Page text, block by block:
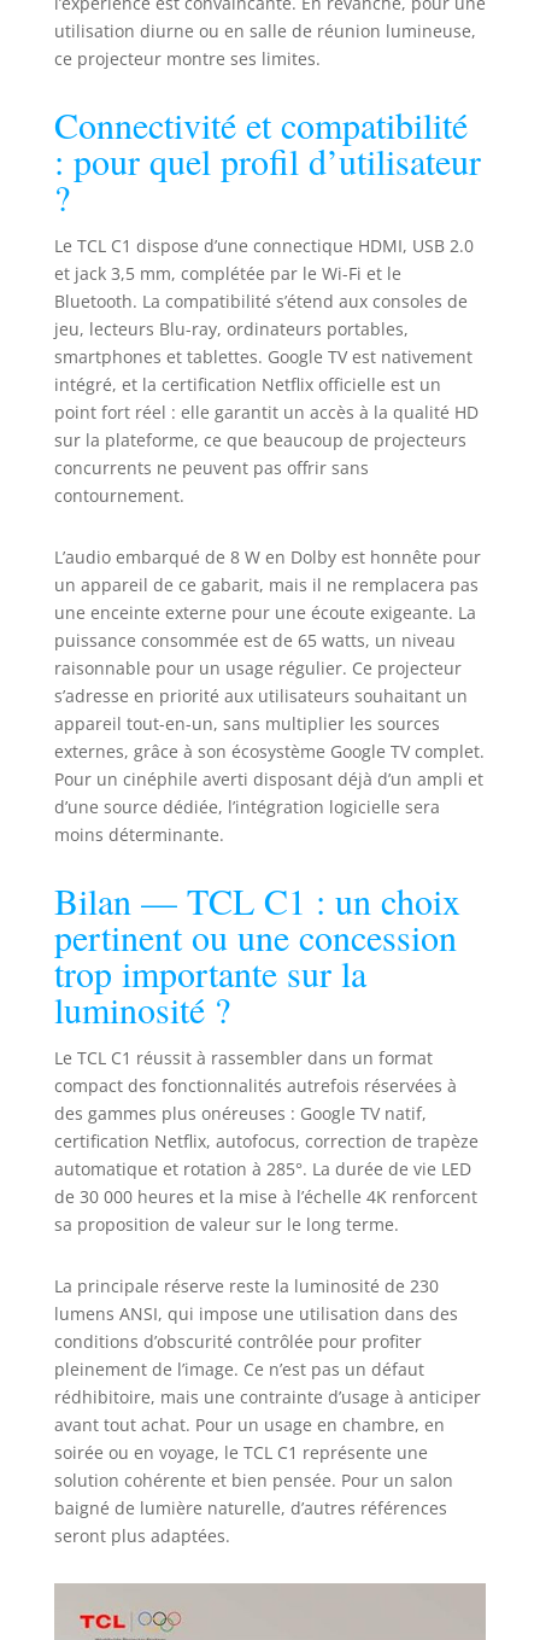
entre amis ou en voyage, le C1
s'adapte instantanément à tous les
espaces. Conçu pour la mobilité,
Ultra-Stable : Wi-Fi 5G et Bluetooth
5.1 Bidirectionnel】 - Grâce à
l'expérience de TCL dans le
secteur des téléviseurs, le C1 peut
Le Wi-Fi 5G assure un streaming
fluide de films et de jeux, sans
latence ni mise en mémoire
tampon. Le Bluetooth 5.1
bidirectionnel est unique : vous
pouvez non seulement connecter
vos écouteurs, mais aussi utiliser
le projecteur comme une enceinte
Bluetooth pour votre smartphone
— une fonctionnalité que la
plupart des projecteurs n'offrent
optique entièrement scellé
protège les composants internes
contre la poussière et l'humidité,
garantissant des performances et
une qualité d'image durables dans
le temps. Avec une durée de vie de
la lampe de 30 000 heures, le C1
représente un investissement à
long terme. La maintenance ?
Quasiment inexistante : un simple
nettoyage de l'objectif suffit.
【Installation Universelle et
TCL video-projecteur C1 intègre
une fixation standard 1/4 de pouce
pour montage sur trépied, plafond
ou mur, ce qui est idéal pour
home cinéma, gaming, bureau et
studio. Équipé de ports HDMI 2.1,
USB 2.0 et entrée audio 3.5mm, il
portables, lecteurs DVD, consoles
(Switch/PS5/Xbox), enceintes
externes et bien plus. Vous pouvez
apporter le cinéma partout :
chambre, salon, salle de sport,
jardin, camping-car ou tente.
Distance de projection : 1,15 m à
Dimensions : 13,7 x 14,5 x 23,1 cm
(L x H x P). Poids : Seulement 1,77
kg. 【Garantie et Support Client
Sans Souci】 - Nous vous offrons
un retour/échange gratuit sous 1
mois, des garanties allant jusqu'à
24 mois et un service client dédié.
Pour plus de détails, consultez le
Guide de l'utilisateur (PDF) sur
service client. Achetez en toute
sérénité.
utilisation diurne ou en salle de réunion lumineuse,
ce projecteur montre ses limites.
Connectivité et compatibilité
: pour quel profil d’utilisateur
?
Le TCL C1 dispose d’une connectique HDMI, USB 2.0
et jack 3,5 mm, complétée par le Wi-Fi et le
Bluetooth. La compatibilité s’étend aux consoles de
jeu, lecteurs Blu-ray, ordinateurs portables,
smartphones et tablettes. Google TV est nativement
intégré, et la certification Netflix officielle est un
point fort réel : elle garantit un accès à la qualité HD
sur la plateforme, ce que beaucoup de projecteurs
concurrents ne peuvent pas offrir sans
contournement.
L’audio embarqué de 8 W en Dolby est honnête pour
un appareil de ce gabarit, mais il ne remplacera pas
une enceinte externe pour une écoute exigeante. La
puissance consommée est de 65 watts, un niveau
raisonnable pour un usage régulier. Ce projecteur
s’adresse en priorité aux utilisateurs souhaitant un
appareil tout-en-un, sans multiplier les sources
externes, grâce à son écosystème Google TV complet.
Pour un cinéphile averti disposant déjà d’un ampli et
d’une source dédiée, l’intégration logicielle sera
moins déterminante.
Bilan — TCL C1 : un choix
pertinent ou une concession
trop importante sur la
luminosité ?
Le TCL C1 réussit à rassembler dans un format
compact des fonctionnalités autrefois réservées à
des gammes plus onéreuses : Google TV natif,
certification Netflix, autofocus, correction de trapèze
automatique et rotation à 285°. La durée de vie LED
de 30 000 heures et la mise à l’échelle 4K renforcent
sa proposition de valeur sur le long terme.
La principale réserve reste la luminosité de 230
lumens ANSI, qui impose une utilisation dans des
conditions d’obscurité contrôlée pour profiter
pleinement de l’image. Ce n’est pas un défaut
rédhibitoire, mais une contrainte d’usage à anticiper
avant tout achat. Pour un usage en chambre, en
soirée ou en voyage, le TCL C1 représente une
solution cohérente et bien pensée. Pour un salon
baigné de lumière naturelle, d’autres références
seront plus adaptées.